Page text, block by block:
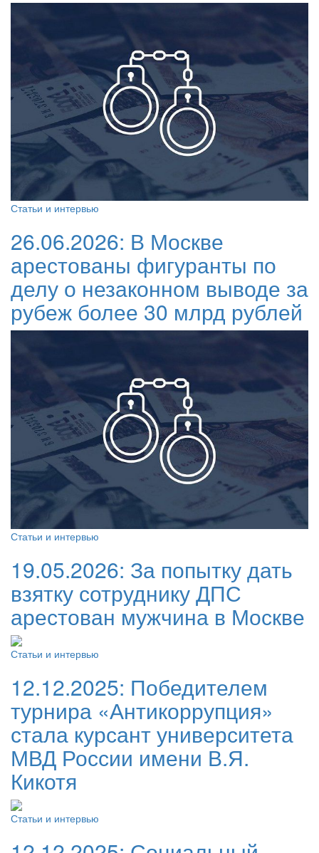
Статьи и интервью
26.06.2026: В Москве
арестованы фигуранты по
делу о незаконном выводе за
рубеж более 30 млрд рублей
Статьи и интервью
19.05.2026: За попытку дать
взятку сотруднику ДПС
арестован мужчина в Москве
Статьи и интервью
12.12.2025: Победителем
турнира «Антикоррупция»
стала курсант университета
МВД России имени В.Я.
Кикотя
Статьи и интервью